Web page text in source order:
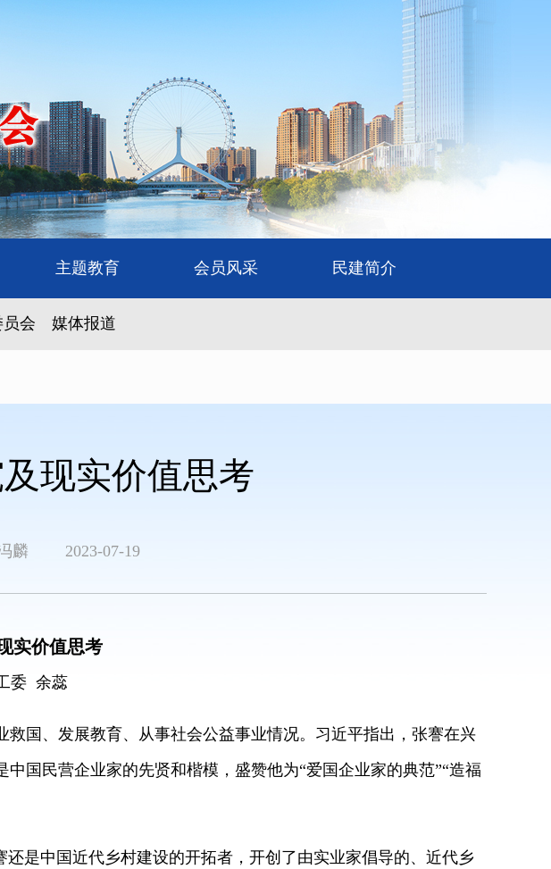
主题教育 会员风采 民建简介
会 媒体报道
现实价值思考
麟 2023-07-19
实价值思考
委 余蕊
国、发展教育、从事社会公益事业情况。习近平指出，张謇在兴
国民营企业家的先贤和楷模，盛赞他为“爱国企业家的典范”“造福
是中国近代乡村建设的开拓者，开创了由实业家倡导的、近代乡